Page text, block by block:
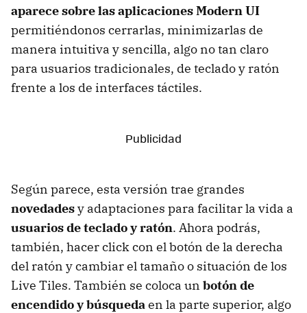
aparece sobre las aplicaciones Modern UI
permitiéndonos cerrarlas, minimizarlas de
manera intuitiva y sencilla, algo no tan claro
para usuarios tradicionales, de teclado y ratón
frente a los de interfaces táctiles.
Según parece, esta versión trae grandes
novedadesy adaptaciones para facilitar la vida a
usuarios de teclado y ratón. Ahora podrás,
también, hacer click con el botón de la derecha
del ratón y cambiar el tamaño o situación de los
Live Tiles. También se coloca un botón de
encendido y búsquedaen la parte superior, algo